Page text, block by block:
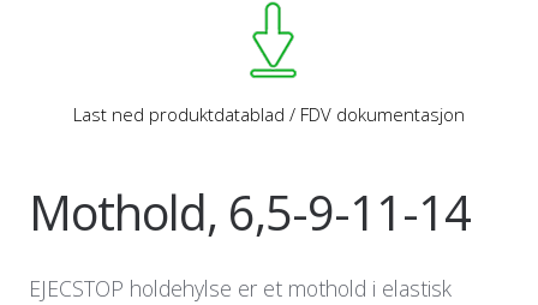
Last ned produktdatablad / FDV dokumentasjon
Mothold, 6,5-9-11-14
EJECSTOP holdehylse er et mothold i elastisk